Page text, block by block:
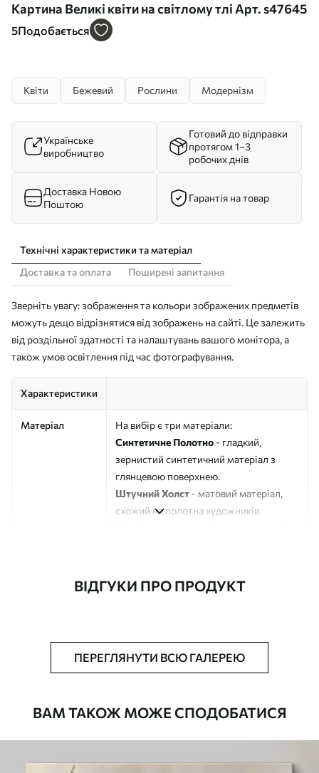
Картина Великі квіти на світлому тлі Арт. s47645
5Подобається
Квіти Бежевий Рослини Модернізм
Українське
виробництво
Готовий до відправки
протягом 1–3
робочих днів
Доставка Новою
Поштою
Гарантія на товар
Технічні характеристики та матеріал
Доставка та оплата
Поширені запитання
Зверніть увагу: зображення та кольори зображених предметів
можуть дещо відрізнятися від зображень на сайті. Це залежить
від роздільної здатності та налаштувань вашого монітора, а
також умов освітлення під час фотографування.
Характеристики
Матеріал
На вибір є три матеріали:
Синтетичне Полотно - гладкий,
зернистий синтетичний матеріал з
глянцевою поверхнею.
Штучний Холст - матовий матеріал,
схожий на полотна художників.
Додатково Можна додати лакове покриття.
Від290.00грн
✓Яскраві, насичені кольори
ВІДГУКИ ПРО ПРОДУКТ
ПЕРЕГЛЯНУТИ ВСЮ ГАЛЕРЕЮ
ВАМ ТАКОЖ МОЖЕ СПОДОБАТИСЯ